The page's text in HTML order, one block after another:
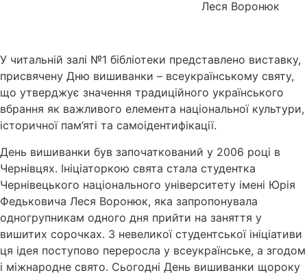
Леся Воронюк
У читальній залі №1 бібліотеки представлено виставку,
присвячену Дню вишиванки – всеукраїнському святу,
що утверджує значення традиційного українського
вбрання як важливого елемента національної культури,
історичної пам’яті та самоідентифікації.
День вишиванки був започаткований у 2006 році в
Чернівцях. Ініціаторкою свята стала студентка
Чернівецького національного університету імені Юрія
Федьковича Леся Воронюк, яка запропонувала
одногрупникам одного дня прийти на заняття у
вишитих сорочках. З невеликої студентської ініціативи
ця ідея поступово переросла у всеукраїнське, а згодом
і міжнародне свято. Сьогодні День вишиванки щороку